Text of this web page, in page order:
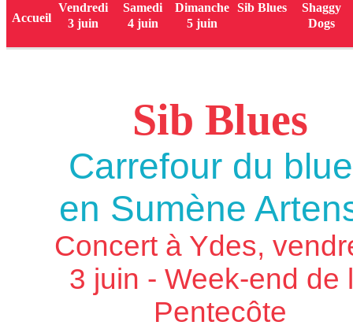
Sib Blues
Accueil
Vendredi
3 juin
Samedi
4 juin
Dimanche
5 juin
Sib Blues
Shaggy
Dogs
Sib Blues
Carrefour du
en Sumène
Concert à Ydes,
3 juin - Week-end de
Pentecôte